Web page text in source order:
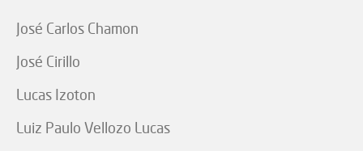
José Carlos Chamon
José Cirillo
Lucas Izoton
Luiz Paulo Vellozo Lucas